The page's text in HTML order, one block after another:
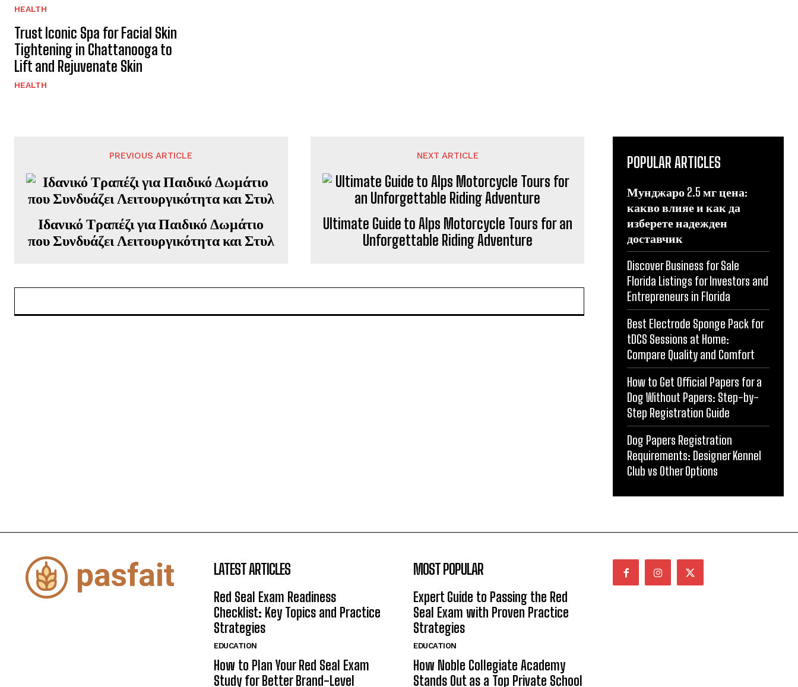
HEALTH
Trust Iconic Spa for Facial Skin
Tightening in Chattanooga to
Lift and Rejuvenate Skin
HEALTH
PREVIOUS ARTICLE
Ιδανικό Τραπέζι για Παιδικό Δωμάτιο
που Συνδυάζει Λειτουργικότητα και Στυλ
NEXT ARTICLE
Ultimate Guide to Alps Motorcycle Tours for an
Unforgettable Riding Adventure
POPULAR ARTICLES
Мунджаро 2.5 мг цена:
какво влияе и как да
изберете надежден
доставчик
Discover Business for Sale
Florida Listings for Investors and
Entrepreneurs in Florida
Best Electrode Sponge Pack for
tDCS Sessions at Home:
Compare Quality and Comfort
How to Get Official Papers for a
Dog Without Papers: Step-by-
Step Registration Guide
Dog Papers Registration
Requirements: Designer Kennel
Club vs Other Options
LATEST ARTICLES
Red Seal Exam Readiness
Checklist: Key Topics and Practice
Strategies
EDUCATION
How to Plan Your Red Seal Exam
Study for Better Brand-Level
MOST POPULAR
Expert Guide to Passing the Red
Seal Exam with Proven Practice
Strategies
EDUCATION
How Noble Collegiate Academy
Stands Out as a Top Private School